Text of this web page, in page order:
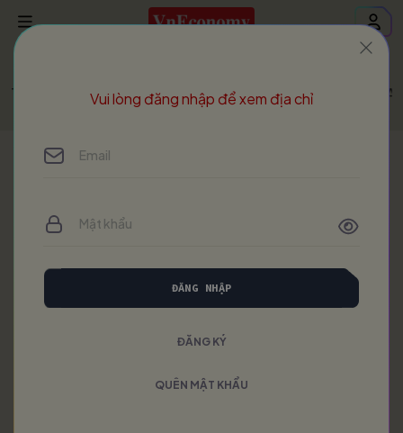
Trang chủ Vietnam Economic Times VET - Issue 454 -
Vui lòng đăng nhập để xem địa chỉ
ĐĂNG NHẬP
ĐĂNG KÝ
QUÊN MẬT KHẨU